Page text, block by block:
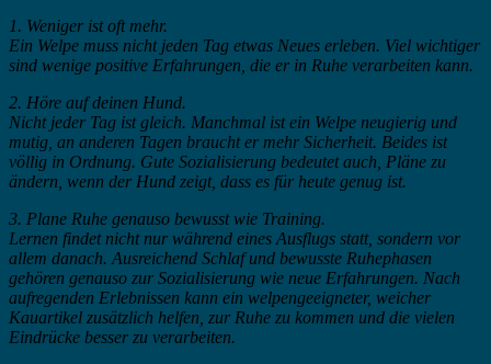
1. Weniger ist oft mehr.
Ein Welpe muss nicht jeden Tag etwas Neues erleben. Viel wichtiger
sind wenige positive Erfahrungen, die er in Ruhe verarbeiten kann.
2. Höre auf deinen Hund.
Nicht jeder Tag ist gleich. Manchmal ist ein Welpe neugierig und
mutig, an anderen Tagen braucht er mehr Sicherheit. Beides ist
völlig in Ordnung. Gute Sozialisierung bedeutet auch, Pläne zu
ändern, wenn der Hund zeigt, dass es für heute genug ist.
3. Plane Ruhe genauso bewusst wie Training.
Lernen findet nicht nur während eines Ausflugs statt, sondern vor
allem danach. Ausreichend Schlaf und bewusste Ruhephasen
gehören genauso zur Sozialisierung wie neue Erfahrungen. Nach
aufregenden Erlebnissen kann ein welpengeeigneter, weicher
Kauartikel zusätzlich helfen, zur Ruhe zu kommen und die vielen
Eindrücke besser zu verarbeiten.